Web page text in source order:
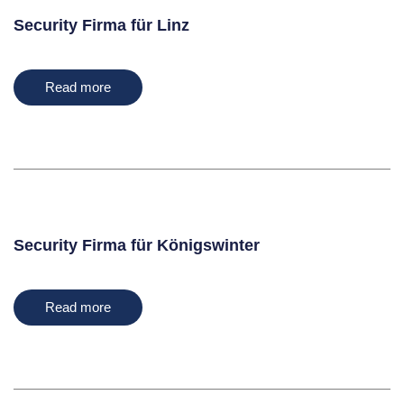
Security Firma für Linz
Read more
Security Firma für Königswinter
Read more